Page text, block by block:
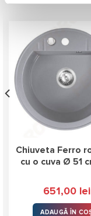
Chiuveta Ferro
cu o cuva Ø 51
651,00 lei
ADAUGĂ ÎN